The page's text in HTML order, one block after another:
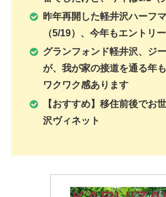
昨年再開した軽井沢ハーフ
（5/19）、今年もエントリー
グランフォンド軽井沢、ジ
が、我が家の接道を通る年
ワクワク感あります
【おすすめ】移住前後でお
沢ヴィネット